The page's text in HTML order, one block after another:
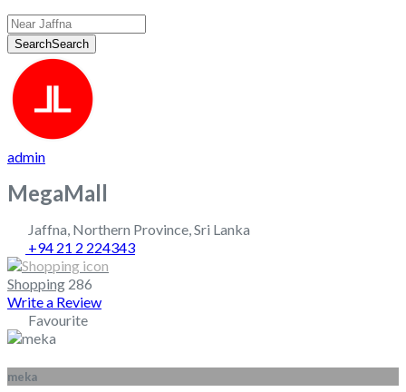
SearchSearch
admin
MegaMall
Jaffna Northern Province Sri Lanka
+94 21 2 224343
Shopping 286
Write a Review
Favourite
meka